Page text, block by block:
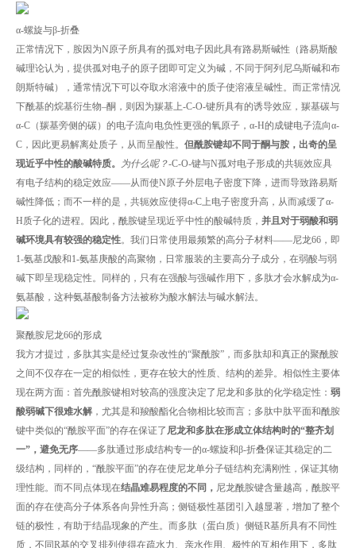
α-螺旋与β-折叠
正常情况下，胺因为N原子所具有的孤对电子因此具有路易斯碱性（路易斯酸
碱理论认为，提供孤对电子的原子团即可定义为碱，不同于阿列尼乌斯碱和布
朗斯特碱），通常情况下可以夺取水溶液中的质子使溶液呈碱性。而正常情况
下酰基的烷基衍生物–酮，则因为羰基上-C-O-键所具有的诱导效应，羰基碳与
α-C（羰基旁侧的碳）的电子流向电负性更强的氧原子，α-H的成键电子流向α-
C，因此更易解离处质子，从而呈酸性。 但酰胺键却不同于酮与胺，出奇的呈
现近乎中性的酸碱特质。
为什么呢？-C-O-键与N孤对电子形成的共轭效应具
有电子结构的稳定效应——从而使N原子外层电子密度下降，进而导致路易斯
碱性降低；而不一样的是，共轭效应使得α-C上电子密度升高，从而减缓了α-
H质子化的进程。因此，酰胺键呈现近乎中性的酸碱特质， 并且对于弱酸和弱
碱环境具有较强的稳定性。我们日常使用最频繁的高分子材料——尼龙66，即
1-氨基戊酸和1-氨基庚酸的高聚物，日常服装的主要高分子成分，在弱酸与弱
碱下即呈现稳定性。同样的，只有在强酸与强碱作用下，多肽才会水解成为α-
氨基酸，这种氨基酸制备方法被称为酸水解法与碱水解法。
聚酰胺尼龙66的形成
我方才提过，多肽其实是经过复杂改性的“聚酰胺”，而多肽却和真正的聚酰胺
之间不仅存在一定的相似性，更存在较大的性质、结构的差异。相似性主要体
现在两方面：首先酰胺键相对较高的强度决定了尼龙和多肽的化学稳定性： 弱
酸弱碱下很难水解 ，尤其是和羧酸酯化合物相比较而言；多肽中肽平面和酰胺
键中类似的“酰胺平面”的存在保证了 尼龙和多肽在形成立体结构时的“整齐划
一”，避免无序——多肽通过形成结构专一的α-螺旋和β-折叠保证其稳定的二
级结构，同样的，“酰胺平面”的存在使尼龙单分子链结构充满刚性，保证其物
理性能。而不同点体现在结晶难易程度的不同， 尼龙酰胺键含量越高，酰胺平
面的存在使高分子体系各向异性升高；侧链极性基团引入越显著，增加了整个
链的极性，有助于结晶现象的产生。而多肽（蛋白质）侧链R基所具有不同性
质，不同R基的交叉排列使得在疏水力、亲水作用、极性的互相作用下，多肽